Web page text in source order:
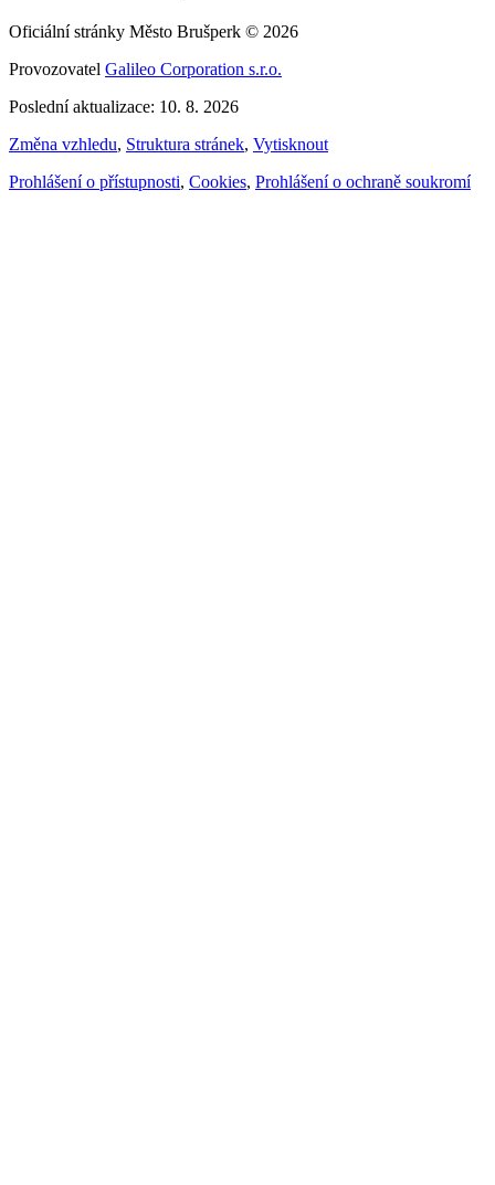
Oficiální stránky Město Brušperk © 2026
Provozovatel Galileo Corporation s.r.o.
Poslední aktualizace: 10. 8. 2026
Změna vzhledu, Struktura stránek, Vytisknout
Prohlášení o přístupnosti, Cookies, Prohlášení o ochraně soukromí